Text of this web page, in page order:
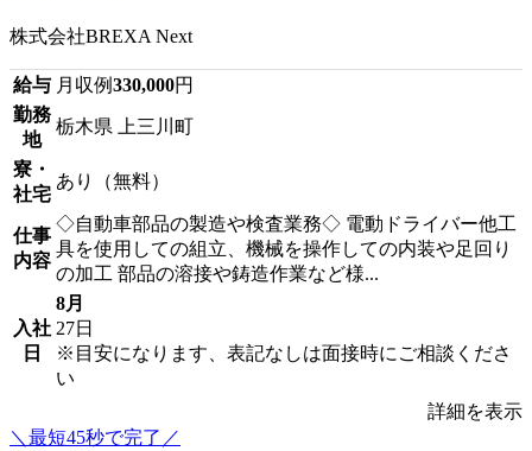
株式会社BREXA Next
給与 月収例330,000円
勤務
地
栃木県 上三川町
寮・
社宅
あり（無料）
仕事
内容
◇自動車部品の製造や検査業務◇ 電動ドライバー他工
具を使用しての組立、機械を操作しての内装や足回り
の加工 部品の溶接や鋳造作業など様...
入社
日
8月
27日
※目安になります、表記なしは面接時にご相談くださ
い
詳細を表示
＼最短45秒で完了／